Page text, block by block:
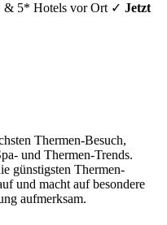
& 5* Hotels vor Ort ✓ Jetzt
Thermen-Besuch,
und Thermen-Trends.
günstigsten Thermen-
und macht auf besondere
aufmerksam.